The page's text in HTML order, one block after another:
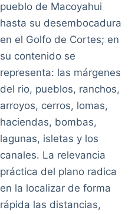
pueblo de Macoyahui
hasta su desembocadura
en el Golfo de Cortes; en
su contenido se
representa: las márgenes
del rio, pueblos, ranchos,
arroyos, cerros, lomas,
haciendas, bombas,
lagunas, isletas y los
canales. La relevancia
práctica del plano radica
en la localizar de forma
rápida las distancias,